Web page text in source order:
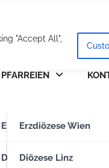
"Accept All",
PFARREIEN
Erzdiözesen
Erzdiözese Wien
Erzdiözese Salzburg
DiözesenDiözese Linz